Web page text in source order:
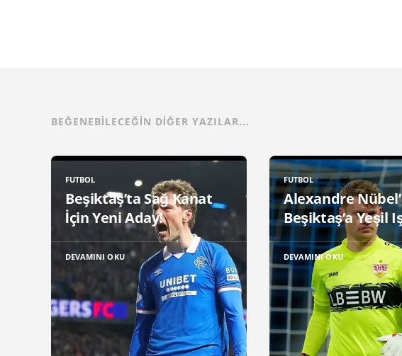
BEĞENEBILECEĞIN DIĞER YAZILAR...
FUTBOL
Beşiktaş’ta Sağ Kanat
İçin Yeni Aday!
DEVAMINI OKU
FUTBOL
Alexandre
Beşiktaş’a Yeşil
DEVAMINI OKU